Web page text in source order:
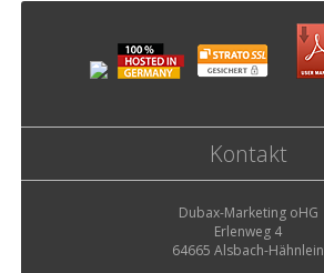
Kontakt
Dubax-Marketing oHG
Erlenweg 4
64665 Alsbach-Hähnlein